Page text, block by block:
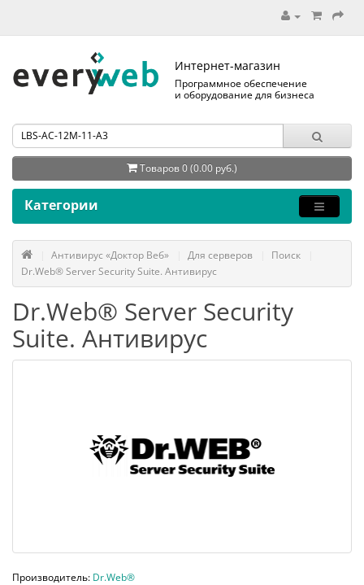
Интернет-магазин
Программное обеспечение
и оборудование для бизнеса
Товаров 0 (0.00 руб.)
Категории
Антивирус «Доктор Веб» Для серверов
Поиск
Dr.Web® Server Security Suite. Антивирус
Dr.Web® Server Security
Suite. Антивирус
Производитель: Dr.Web®